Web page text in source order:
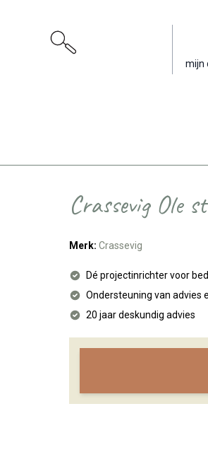
mijn
Crassevig Ole
Merk: Crassevig
Dé projectinrichter voor
Ondersteuning van advies
20 jaar deskundig advies